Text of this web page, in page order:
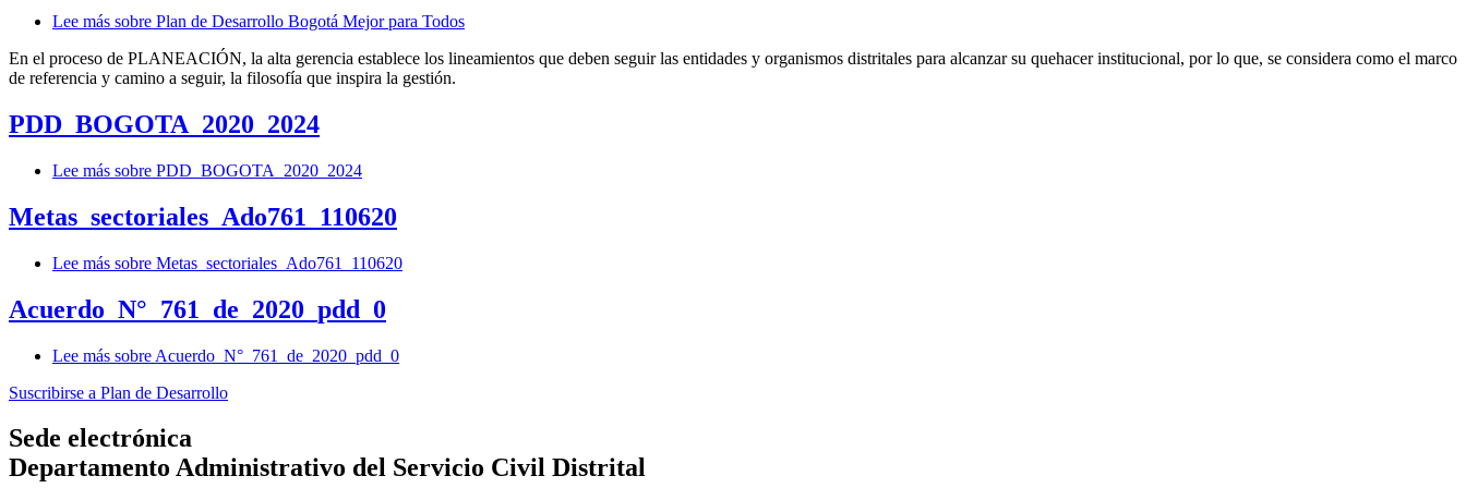
Lee más sobre Plan de Desarrollo Bogotá Mejor para Todos
En el proceso de PLANEACIÓN, la alta gerencia establece los lineamientos que deben seguir las entidades y organismos distritales para alcanzar su quehacer institucional, por lo que, se considera como el marco
de referencia y camino a seguir, la filosofía que inspira la gestión.
PDD_BOGOTA_2020_2024
Lee más sobre PDD_BOGOTA_2020_2024
Metas_sectoriales_Ado761_110620
Lee más sobre Metas_sectoriales_Ado761_110620
Acuerdo_N°_761_de_2020_pdd_0
Lee más sobre Acuerdo_N°_761_de_2020_pdd_0
Suscribirse a Plan de Desarrollo
Sede electrónica
Departamento Administrativo del Servicio Civil Distrital